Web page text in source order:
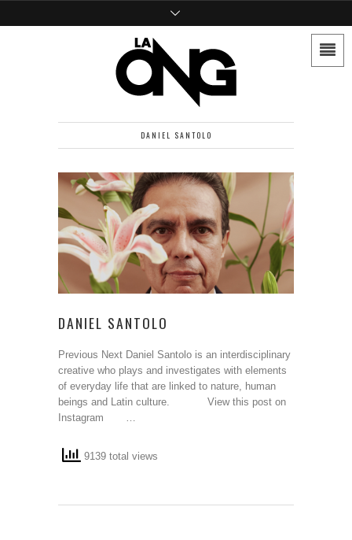
DANIEL SANTOLO
DANIEL SANTOLO
Previous Next Daniel Santolo is an interdisciplinary
creative who plays and investigates with elements
of everyday life that are linked to nature, human
beings and Latin culture. View this post on
Instagram …
9139 total views